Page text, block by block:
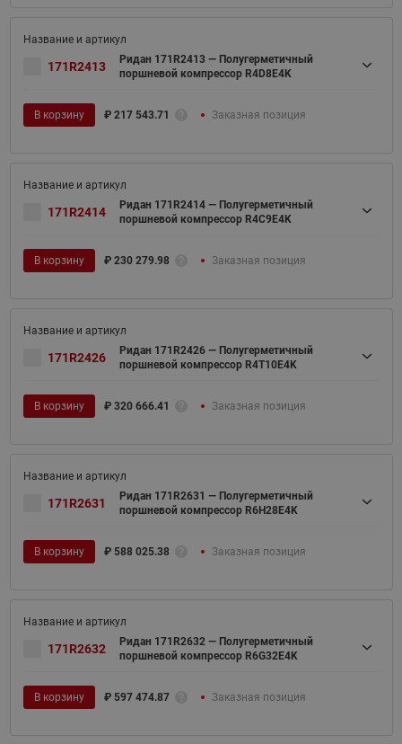
171R2413
Ридан 171R2413 — Полугерметичный
поршневой компрессор R4D8E4K
В корзину ₽ 217 543.71 Заказная позиция
171R2414
Ридан 171R2414 — Полугерметичный
поршневой компрессор R4C9E4K
В корзину ₽ 230 279.98 Заказная позиция
171R2426
Ридан 171R2426 — Полугерметичный
поршневой компрессор R4T10E4K
В корзину ₽ 320 666.41 Заказная позиция
171R2631
Ридан 171R2631 — Полугерметичный
поршневой компрессор R6H28E4K
В корзину ₽ 588 025.38 Заказная позиция
171R2632
Ридан 171R2632 — Полугерметичный
поршневой компрессор R6G32E4K
В корзину ₽ 597 474.87 Заказная позиция